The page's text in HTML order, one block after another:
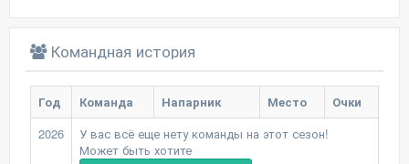
Командная история
Год Команда Напарник Место
Очки
2026
У вас всё еще нету команды на этот сезон!
Может быть хотите